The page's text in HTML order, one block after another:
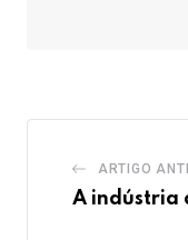
ARTIGO
A indústria